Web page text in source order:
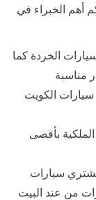
أهم الخبراء في
الخردة كما
مناسبة
الكويت
بأقصى
سيارات
من عند البيت